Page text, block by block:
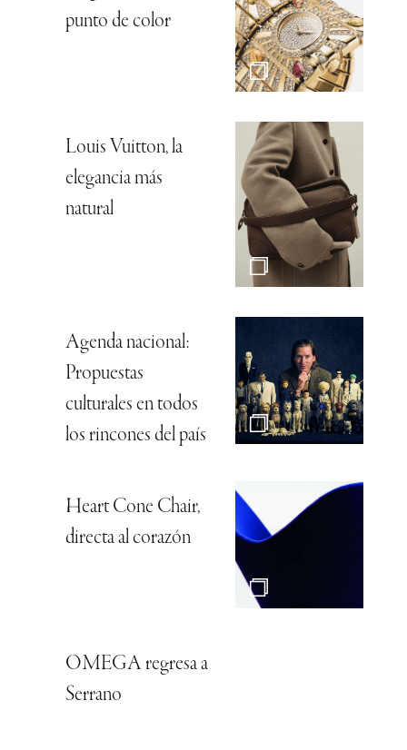
punto de color
Louis Vuitton, la
elegancia más
natural
Agenda nacional:
Propuestas
culturales en todos
los rincones del país
Heart Cone Chair,
directa al corazón
OMEGA regresa a
Serrano